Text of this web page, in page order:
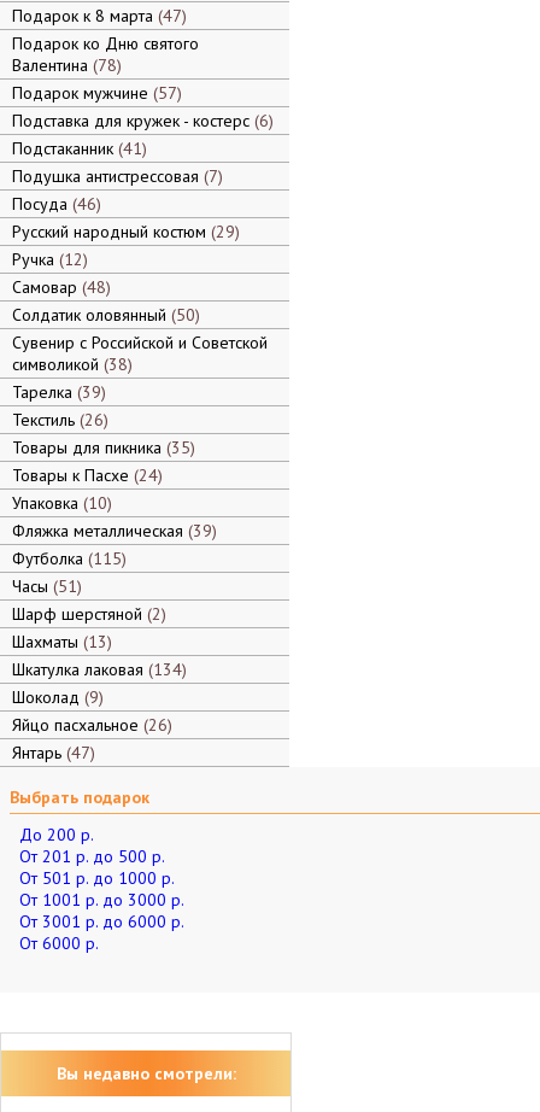
Подарок к 8 марта 47
Подарок ко Дню святого
Валентина 78
Подарок мужчине 57
Подставка для кружек - костерс 6
Подстаканник 41
Подушка антистрессовая 7
Посуда 46
Русский народный костюм 29
Ручка 12
Самовар 48
Солдатик оловянный 50
Сувенир с Российской и Советской
символикой 38
Тарелка 39
Текстиль 26
Товары для пикника 35
Товары к Пасхе 24
Упаковка 10
Фляжка металлическая 39
Футболка 115
Часы 51
Шарф шерстяной 2
Шахматы 13
Шкатулка лаковая 134
Шоколад 9
Яйцо пасхальное 26
Янтарь 47
Выбрать подарок
До 200 р.
От 201 р. до 500 р.
От 501 р. до 1000 р.
От 1001 р. до 3000 р.
От 3001 р. до 6000 р.
От 6000 р.
Вы недавно смотрели: